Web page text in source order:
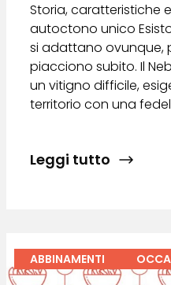
Storia, caratteristiche
autoctono unico
si adattano ovunque,
piacciono subito. Il
un vitigno difficile,
territorio con una
Leggi tutto
ABBINAMENTI